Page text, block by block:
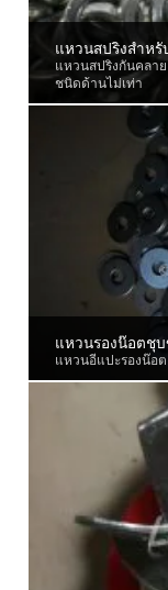
แหวนสปริงสำหรั
แหวนสปริงกันคลา
ชนิดด้านไม่เท่า
แหวนรองน๊อตชุ
แหวนอีแปะรองน๊อ